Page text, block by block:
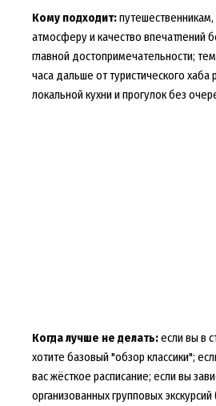
Кому подходит:
атмосферу и качество впечатлений
главной достопримечательности;
часа дальше от туристического хаба
локальной кухни и прогулок без
Когда лучше не делать:если вы в
хотите базовый "обзор классики";
вас жёсткое расписание; если вы
организованных групповых